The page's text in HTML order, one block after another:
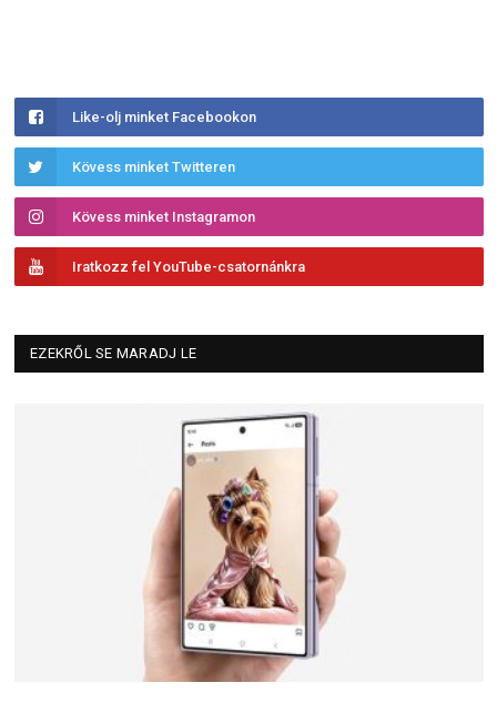
Like-olj minket Facebookon
Kövess minket Twitteren
Kövess minket Instagramon
Iratkozz fel YouTube-csatornánkra
EZEKRŐL SE MARADJ LE